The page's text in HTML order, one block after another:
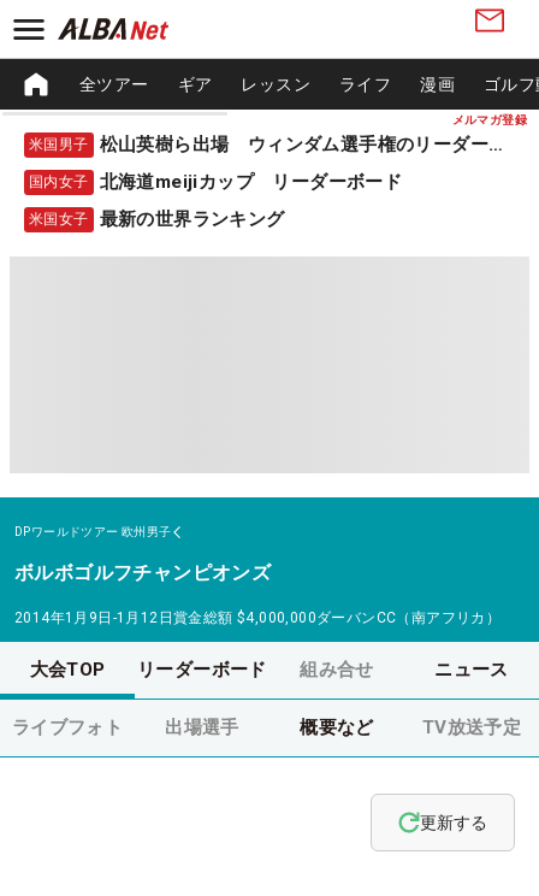
メルマガ登録
全ツアー ギア レッスン ライフ 漫画 ゴル
米国男子 松山英樹ら出場 ウィンダム選手権のリーダーボード
国内女子 北海道meijiカップ リーダーボード
米国女子 最新の世界ランキング
DPワールドツアー 欧州男子
ボルボゴルフチャンピオンズ
2014年1月9日-1月12日賞金総額 $4,000,000ダーバンCC（南アフリカ）
大会TOP リーダーボード 組み合せ ニュース
ライブフォト 出場選手 概要など TV放送予定
更新する